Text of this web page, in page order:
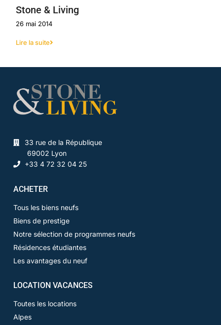
Stone & Living
26 mai 2014
Lire la suite
33 rue de la République
69002 Lyon
+33 4 72 32 04 25
ACHETER
Tous les biens neufs
Biens de prestige
Notre sélection de programmes neufs
Résidences étudiantes
Les avantages du neuf
LOCATION VACANCES
Toutes les locations
Alpes